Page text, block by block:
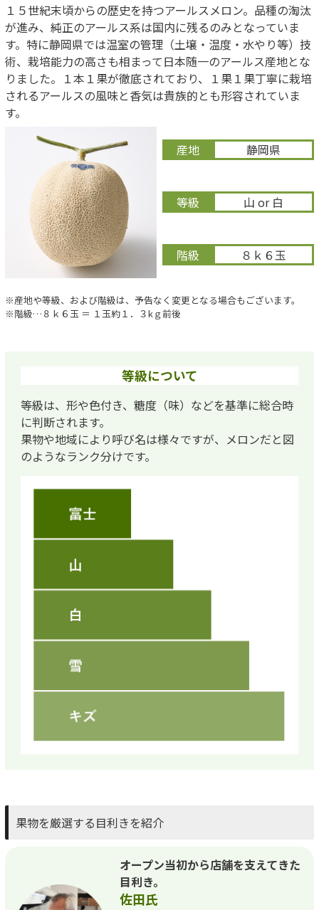
１５世紀末頃からの歴史を持つアールスメロン。品種の淘汰
が進み、純正のアールス系は国内に残るのみとなっていま
す。特に静岡県では温室の管理（土壌・温度・水やり等）技
術、栽培能力の高さも相まって日本随一のアールス産地とな
りました。１本１果が徹底されており、１果１果丁寧に栽培
されるアールスの風味と香気は貴族的とも形容されていま
す。
産地 静岡県
等級 山 or 白
階級 ８ｋ６玉
※産地や等級、および階級は、予告なく変更となる場合もございます。
※階級…８ｋ６玉 ＝ １玉約１．３kｇ前後
等級について
等級は、形や色付き、糖度（味）などを基準に総合時
に判断されます。
果物や地域により呼び名は様々ですが、メロンだと図
のようなランク分けです。
果物を厳選する目利きを紹介
オープン当初から店舗を支えてきた
目利き。
佐田氏